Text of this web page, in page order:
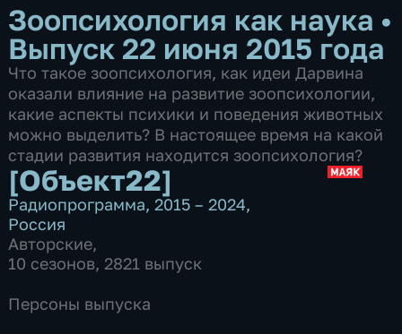
Зоопсихология как наука •
Выпуск 22 июня 2015 года
Что такое зоопсихология, как идеи Дарвина
оказали влияние на развитие зоопсихологии,
какие аспекты психики и поведения животных
можно выделить? В настоящее время на какой
стадии развития находится зоопсихология?
[Объект22]
Радиопрограмма,2015 – 2024,
Россия
Авторские,
10 сезонов, 2821 выпуск
Персоны выпуска